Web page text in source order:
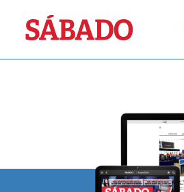
Sábado